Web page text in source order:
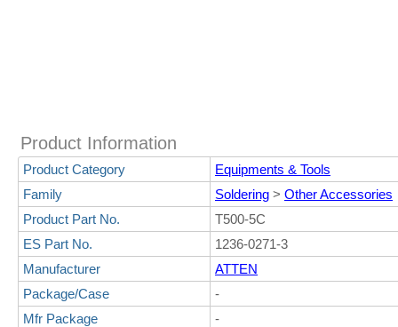
Product Information
Product Category
Equipments & Tools
Family
Soldering > Other Accessories
Product Part No.
T500-5C
ES Part No.
1236-0271-3
Manufacturer
ATTEN
Package/Case
-
Mfr Package
-